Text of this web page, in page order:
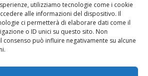
utilizziamo tecnologie come i cookie
alle informazioni del dispositivo. Il
ci permetterà di elaborare dati come il
o ID unici su questo sito. Non
può influire negativamente su alcune
SOS Pediatra